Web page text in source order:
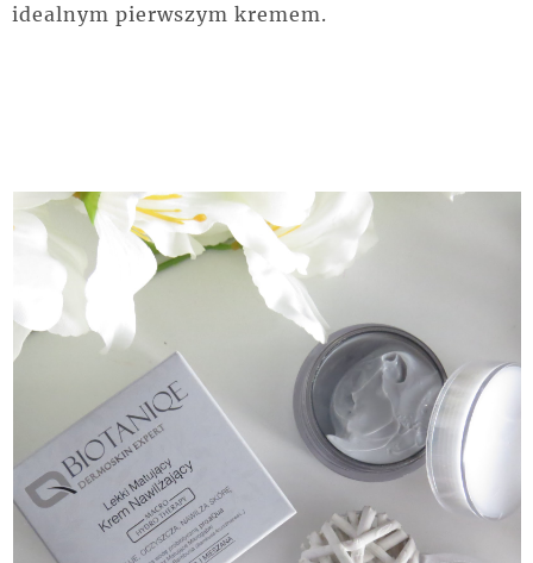
idealnym pierwszym kremem.